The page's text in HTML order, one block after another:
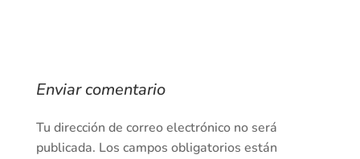
Enviar comentario
Tu dirección de correo electrónico no será
publicada. Los campos obligatorios están